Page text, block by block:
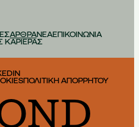
ΑΡΘΡΑΝΕΑΕΠΙΚΟΙΝΩΝΙΑ
ΚΑΡΙΕΡΑΣ
ΠΟΛΙΤΙΚΗ ΑΠΟΡΡΗΤΟΥ